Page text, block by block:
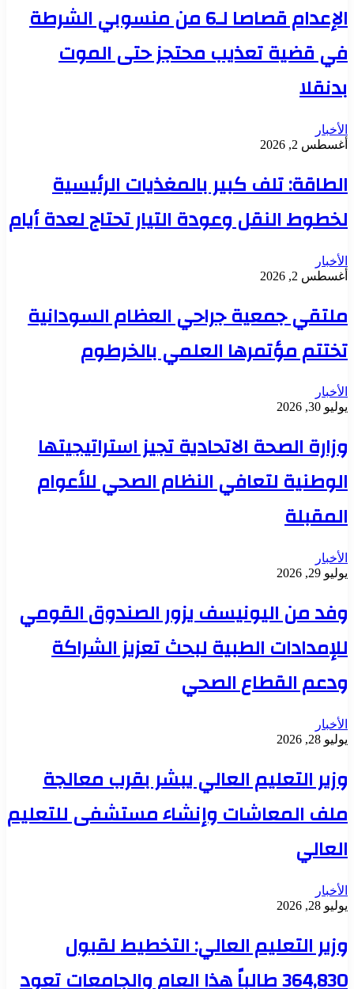
الإعدام قصاصا لـ6 من منسوبي الشرطة
في قضية تعذيب محتجز حتى الموت
بدنقلا
الأخبار
أغسطس 2, 2026
الطاقة: تلف كبير بالمغذيات الرئيسية
لخطوط النقل وعودة التيار تحتاج لعدة أيام
الأخبار
أغسطس 2, 2026
ملتقي جمعية جراحي العظام السودانية
تختتم مؤتمرها العلمي بالخرطوم
الأخبار
يوليو 30, 2026
وزارة الصحة الاتحادية تجيز استراتيجيتها
الوطنية لتعافي النظام الصحي للأعوام
المقبلة
الأخبار
يوليو 29, 2026
وفد من اليونيسف يزور الصندوق القومي
للإمدادات الطبية لبحث تعزيز الشراكة
ودعم القطاع الصحي
الأخبار
يوليو 28, 2026
وزير التعليم العالي يبشر بقرب معالجة
ملف المعاشات وإنشاء مستشفى للتعليم
العالي
الأخبار
يوليو 28, 2026
وزير التعليم العالي: التخطيط لقبول
364,830 طالباً هذا العام والجامعات تعود